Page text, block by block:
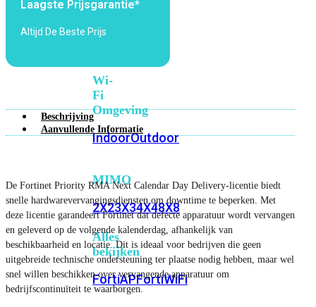
Fi
Fi
Wi-
Fi
Omgeving
IndoorOutdoor
MIMO
2X23X34X48X8
Alles
bekijken
FortiAPFortiWiFi
Laagste Prijsgarantie*
Altijd De Beste Prijs
Beschrijving
Aanvullende Informatie
De Fortinet Priority RMA Next Calendar Day Delivery-licentie biedt
snelle hardwarevervangingsdiensten om downtime te beperken. Met
deze licentie garandeert Fortinet dat defecte apparatuur wordt vervangen
en geleverd op de volgende kalenderdag, afhankelijk van
beschikbaarheid en locatie. Dit is ideaal voor bedrijven die geen
uitgebreide technische ondersteuning ter plaatse nodig hebben, maar wel
snel willen beschikken over vervangende apparatuur om
bedrijfscontinuïteit te waarborgen.